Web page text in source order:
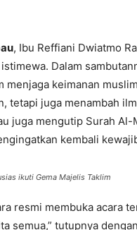
, Ibu Reffiani Dwiatmo
Dalam
menjaga keimanan
tetapi juga menambah
juga mengutip Surah
kembali
ikuti Gema Majelis Taklim
resmi membuka acara
semua,” tutupnya